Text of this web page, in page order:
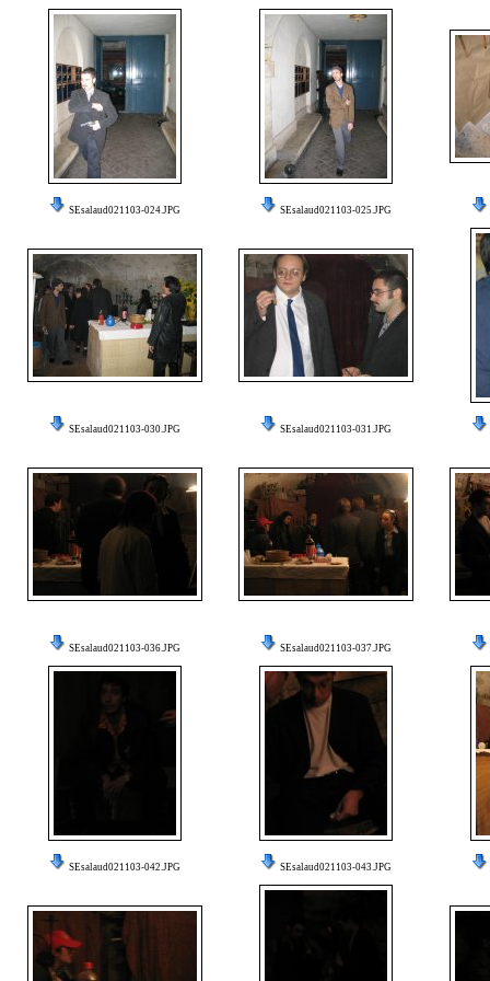
SEsalaud021103-024.JPG SEsalaud021103-025.JPG
SEsalaud021103-030.JPG SEsalaud021103-031.JPG
SEsalaud021103-036.JPG SEsalaud021103-037.JPG
SEsalaud021103-042.JPG SEsalaud021103-043.JPG